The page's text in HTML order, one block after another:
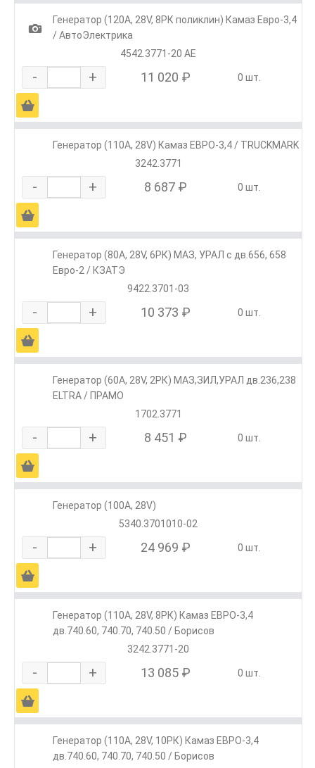
1
Генератор (120А, 28V, 8РК поликлин) Камаз Евро-3,4
/ АвтоЭлектрика
4542.3771-20 AE
- + 11 020 ₽ 0 шт.
Ä
Генератор (110А, 28V) Камаз ЕВРО-3,4 / TRUCKMARK
3242.3771
- + 8 687 ₽ 0 шт.
Ä
Генератор (80А, 28V, 6РК) МАЗ, УРАЛ с дв.656, 658
Евро-2 / КЗАТЭ
9422.3701-03
- + 10 373 ₽ 0 шт.
Ä
Генератор (60А, 28V, 2РК) МАЗ,ЗИЛ,УРАЛ дв.236,238
ELTRA / ПРАМО
1702.3771
- + 8 451 ₽ 0 шт.
Ä
Генератор (100А, 28V)
5340.3701010-02
- + 24 969 ₽ 0 шт.
Ä
Генератор (110А, 28V, 8РК) Камаз ЕВРО-3,4
дв.740.60, 740.70, 740.50 / Борисов
3242.3771-20
- + 13 085 ₽ 0 шт.
Ä
Генератор (110А, 28V, 10РК) Камаз ЕВРО-3,4
дв.740.60, 740.70, 740.50 / Борисов